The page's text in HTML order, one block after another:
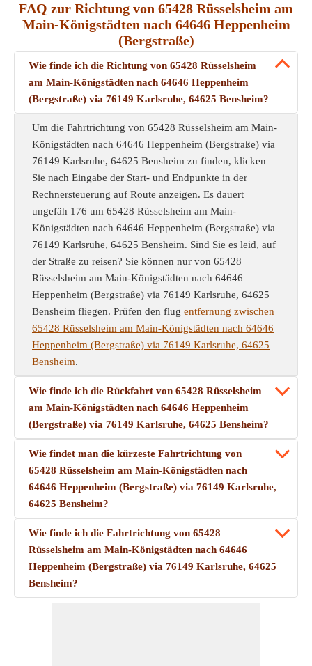
FAQ zur Richtung von 65428 Rüsselsheim am
Main-Königstädten nach 64646 Heppenheim
(Bergstraße)
Wie finde ich die Richtung von 65428 Rüsselsheim
am Main-Königstädten nach 64646 Heppenheim
(Bergstraße) via 76149 Karlsruhe, 64625 Bensheim?
Um die Fahrtrichtung von 65428 Rüsselsheim am Main-
Königstädten nach 64646 Heppenheim (Bergstraße) via
76149 Karlsruhe, 64625 Bensheim zu finden, klicken
Sie nach Eingabe der Start- und Endpunkte in der
Rechnersteuerung auf Route anzeigen. Es dauert
ungefäh 176 um 65428 Rüsselsheim am Main-
Königstädten nach 64646 Heppenheim (Bergstraße) via
76149 Karlsruhe, 64625 Bensheim. Sind Sie es leid, auf
der Straße zu reisen? Sie können nur von 65428
Rüsselsheim am Main-Königstädten nach 64646
Heppenheim (Bergstraße) via 76149 Karlsruhe, 64625
Bensheim fliegen. Prüfen den flug entfernung zwischen
65428 Rüsselsheim am Main-Königstädten nach 64646
Heppenheim (Bergstraße) via 76149 Karlsruhe, 64625
Bensheim.
Wie finde ich die Rückfahrt von 65428 Rüsselsheim
am Main-Königstädten nach 64646 Heppenheim
(Bergstraße) via 76149 Karlsruhe, 64625 Bensheim?
Wie findet man die kürzeste Fahrtrichtung von
65428 Rüsselsheim am Main-Königstädten nach
64646 Heppenheim (Bergstraße) via 76149 Karlsruhe,
64625 Bensheim?
Wie finde ich die Fahrtrichtung von 65428
Rüsselsheim am Main-Königstädten nach 64646
Heppenheim (Bergstraße) via 76149 Karlsruhe, 64625
Bensheim?